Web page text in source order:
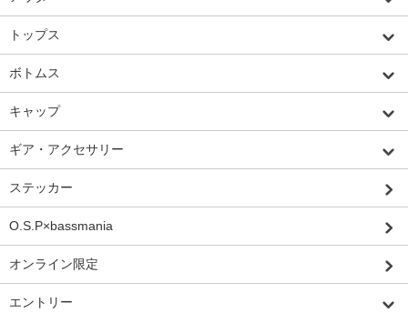
トップス
ボトムス
キャップ
ギア・アクセサリー
ステッカー
O.S.P×bassmania
オンライン限定
エントリー